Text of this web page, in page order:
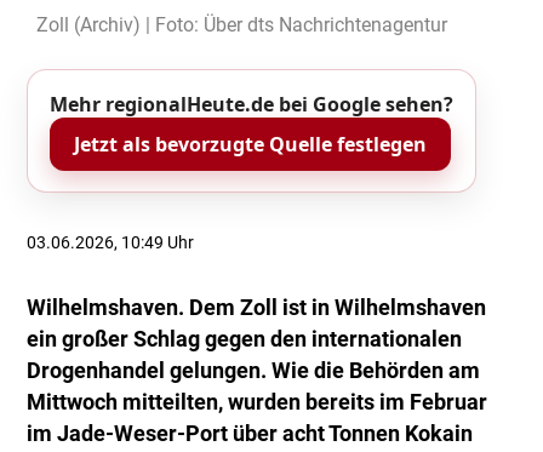
Zoll (Archiv) | Foto: Über dts Nachrichtenagentur
Mehr regionalHeute.de bei Google sehen?
Jetzt als bevorzugte Quelle festlegen
03.06.2026, 10:49 Uhr
Wilhelmshaven. Dem Zoll ist in Wilhelmshaven
ein großer Schlag gegen den internationalen
Drogenhandel gelungen. Wie die Behörden am
Mittwoch mitteilten, wurden bereits im Februar
im Jade-Weser-Port über acht Tonnen Kokain